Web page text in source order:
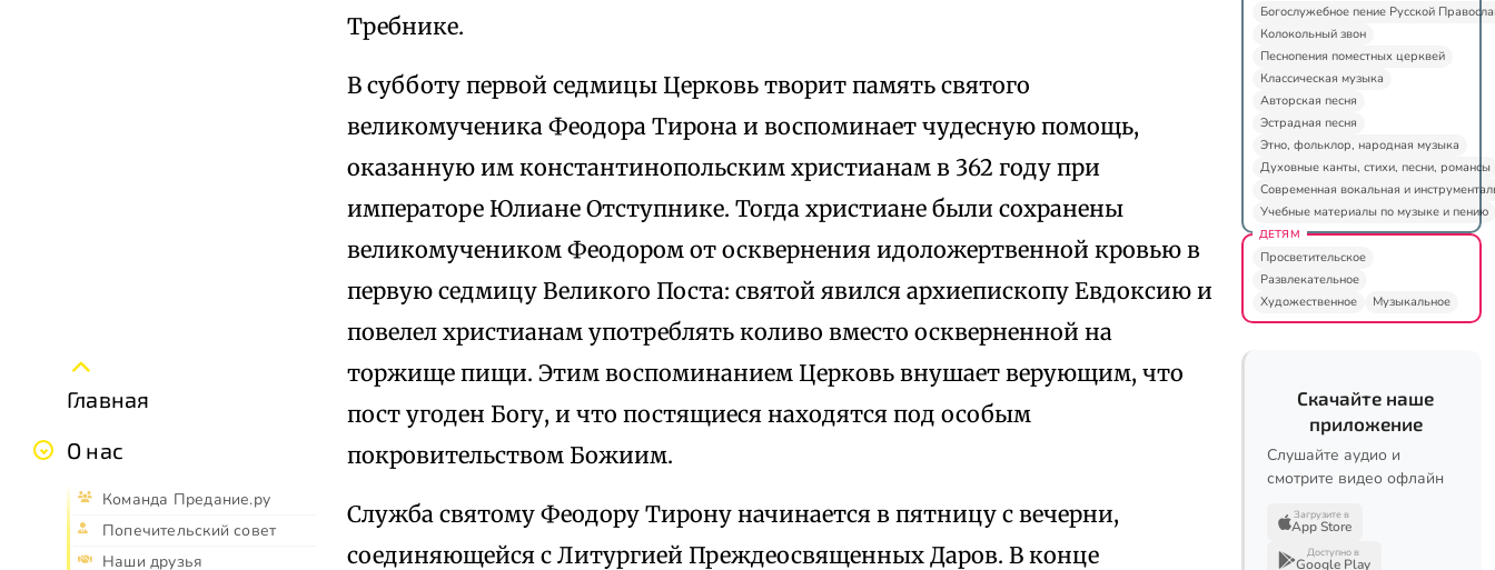
Главная
О нас
Команда Предание.ру
Попечительский совет
Наши друзья
Требнике.
В субботу первой седмицы Церковь творит память святого
великомученика Феодора Тирона и воспоминает чудесную помощь,
оказанную им константинопольским христианам в 362 году при
императоре Юлиане Отступнике. Тогда христиане были сохранены
великомучеником Феодором от осквернения идоложертвенной кровью в
первую седмицу Великого Поста: святой явился архиепископу Евдоксию и
повелел христианам употреблять коливо вместо оскверненной на
торжище пищи. Этим воспоминанием Церковь внушает верующим, что
пост угоден Богу, и что постящиеся находятся под особым
покровительством Божиим.
Служба святому Феодору Тирону начинается в пятницу с вечерни,
соединяющейся с Литургией Преждеосвященных Даров. В конце
Богослужебное пение Русской
Колокольный звон
Песнопения поместных церквей
Классическая музыка
Авторская песня
Эстрадная песня
Этно, фольклор, народная музыка
Духовные канты, стихи, песни, романсы
Современная вокальная и
Учебные материалы по музыке и пению
ДЕТЯМ
Просветительское
Развлекательное
Художественное
Музыкальное
Скачайте наше
приложение
Слушайте аудио и
смотрите видео офлайн
Загрузите в
App Store
Доступно в
Google Play